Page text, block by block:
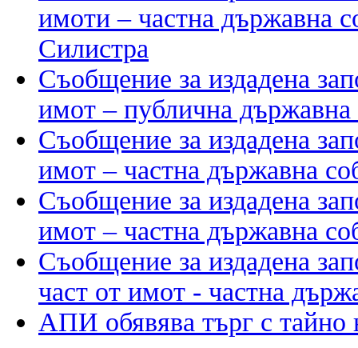
имоти – частна държавна
Силистра
Съобщение за издадена
имот – публична държавна
Съобщение за издадена
имот – частна държавна
Съобщение за издадена
имот – частна държавна
Съобщение за издадена
част от имот - частна
АПИ обявява търг с тайно